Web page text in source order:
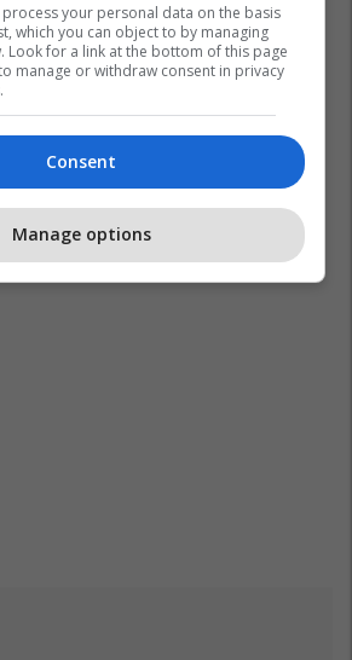
your personal data on the basis
which you can object to by managing
Look for a link at the bottom of this page
manage or withdraw consent in privacy
Consent
Manage options